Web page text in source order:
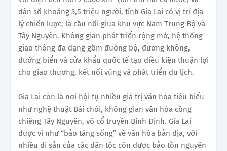
dân số khoảng 3,5 triệu người, tỉnh Gia Lai có vị trí địa
lý chiến lược, là cầu nối giữa khu vực Nam Trung Bộ và
Tây Nguyên. Không gian phát triển rộng mở, hệ thống
giao thông đa dạng gồm đường bộ, đường không,
đường biển và cửa khẩu quốc tế tạo điều kiện thuận lợi
cho giao thương, kết nối vùng và phát triển du lịch.
Gia Lai còn là nơi hội tụ nhiều giá trị văn hóa tiêu biểu
như nghệ thuật Bài chòi, không gian văn hóa cồng
chiêng Tây Nguyên, võ cổ truyền Bình Định. Gia Lai
được ví như “bảo tàng sống” về văn hóa bản địa, với
nhiều di sản của các dân tộc còn được bảo tồn nguyên